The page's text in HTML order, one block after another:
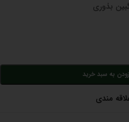
بذوری
به سبد خرید
مندی